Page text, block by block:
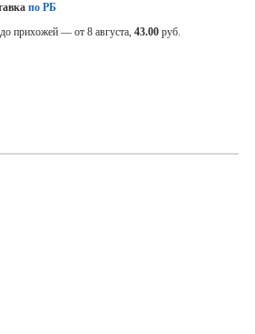
по РБ
прихожей — от 8 августа, 43.00 руб.